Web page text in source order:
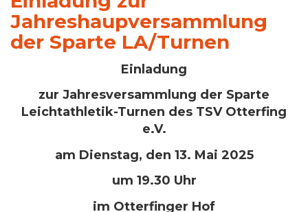
Jahreshaupversammlung
der Sparte LA/Turnen
Einladung
zur Jahresversammlung der Sparte
Leichtathletik-Turnen des TSV Otterfing
e.V.
am Dienstag, den 13. Mai 2025
um 19.30 Uhr
im Otterfinger Hof